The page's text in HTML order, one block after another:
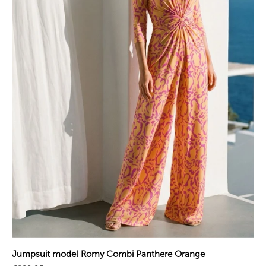
Jumpsuit model Romy Combi Panthere Orange